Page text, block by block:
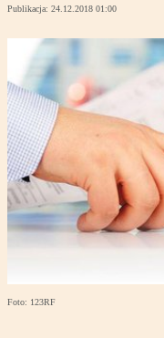
Publikacja: 24.12.2018 01:00
Foto: 123RF